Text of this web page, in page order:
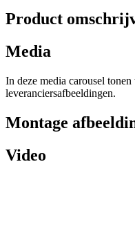
Product
Media
In deze media carousel
leveranciersafbeeldingen.
Montage
Video